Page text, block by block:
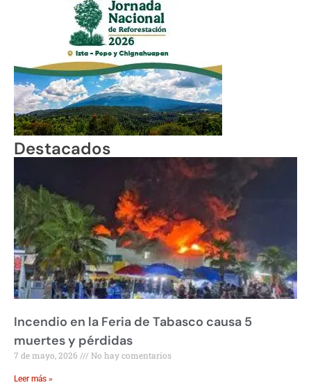
Destacados
Incendio en la Feria de Tabasco causa 5
muertes y pérdidas
7 de mayo, 2026 No hay comentarios
Leer más »